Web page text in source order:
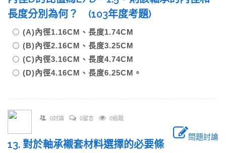
長度分別為何？ (103年度考題)
(A)內徑1.16CM、長度1.74CM
(B)內徑2.16CM、長度3.25CM
(C)內徑3.16CM、長度4.74CM
(D)內徑4.16CM、長度6.25CM。
0討論 0留言 0追蹤
問題討論
13. 對於軸承襯套材料選擇的必要條